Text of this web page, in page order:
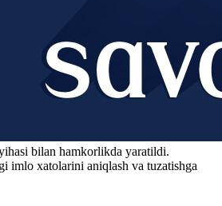
bilan hamkorlikda yaratildi.
imlo xatolarini aniqlash va tuzatishga